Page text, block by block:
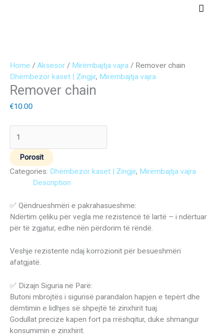
Main
Home / Aksesor / Mirëmbajtja vajra / Remover chain
Dhëmbezor kaset | Zingjir, Mirëmbajtja vajra
Remover chain
€10.00
chain
quantity
Porosit
Categories: Dhëmbezor kaset | Zingjir, Mirëmbajtja vajra
Description
✅ Qëndrueshmëri e pakrahasueshme:
Ndërtim çeliku për vegla me rezistencë të lartë – i ndërtuar
për të zgjatur, edhe nën përdorim të rëndë.
Veshje rezistente ndaj korrozionit për besueshmëri
afatgjatë.
✅ Dizajn Siguria në Parë:
Butoni mbrojtës i sigurisë parandalon hapjen e tepërt dhe
dëmtimin e lidhjes së shpejtë të zinxhirit tuaj.
Godullat precize kapen fort pa rrëshqitur, duke shmangur
konsumimin e zinxhirit.
price
was:
€12.00.
price
is:
€7.00.